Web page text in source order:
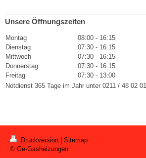
Unsere Öffnungszeiten
Montag 08:00 - 16:15
Dienstag
07:30 - 16:15
Mittwoch
07:30 - 16:15
Donnerstag
07:30 - 16:15
Freitag
07:30 - 13:00
Notdienst 365 Tage im Jahr unter 0211 / 48 02 01
Druckversion | Sitemap
© Ge-Gasheizungen